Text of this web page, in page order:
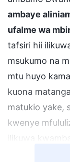
ambaye
ufalme wa
tafsiri hii
msukumo na
mtu huyo
kuona
matukio yake,
kwenye
ilikuwa
Facebook